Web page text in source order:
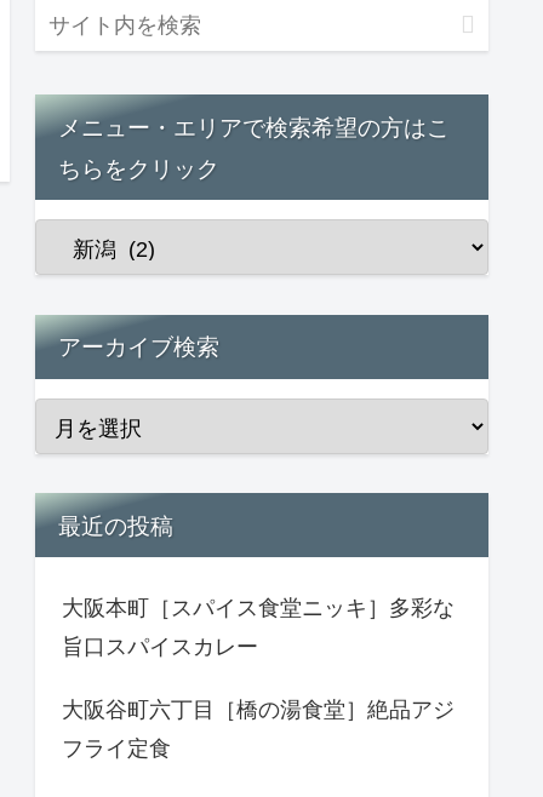
メニュー・エリアで検索希望の方はこ
ちらをクリック
アーカイブ検索
最近の投稿
大阪本町［スパイス食堂ニッキ］多彩な
旨口スパイスカレー
大阪谷町六丁目［橋の湯食堂］絶品アジ
フライ定食